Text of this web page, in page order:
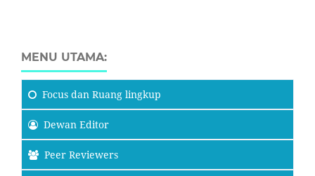
MENU UTAMA:
Focus dan Ruang lingkup
Dewan Editor
Peer Reviewers